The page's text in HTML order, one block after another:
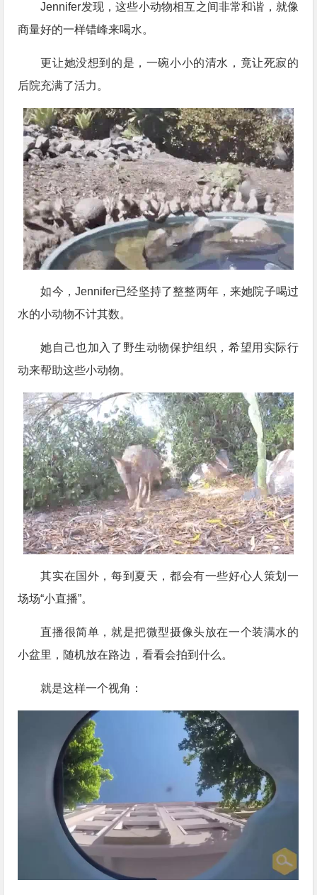
Jennifer发现，这些小动物相互之间非常和谐，就像
商量好的一样错峰来喝水。
更让她没想到的是，一碗小小的清水，竟让死寂的
后院充满了活力。
如今，Jennifer已经坚持了整整两年，来她院子喝过
水的小动物不计其数。
她自己也加入了野生动物保护组织，希望用实际行
动来帮助这些小动物。
其实在国外，每到夏天，都会有一些好心人策划一
场场“小直播”。
直播很简单，就是把微型摄像头放在一个装满水的
小盆里，随机放在路边，看看会拍到什么。
就是这样一个视角：